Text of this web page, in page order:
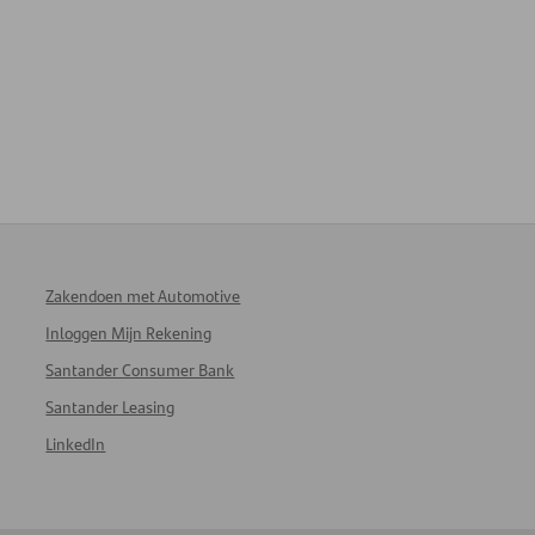
Zakendoen met Automotive
Inloggen Mijn Rekening
Santander Consumer Bank
Santander Leasing
LinkedIn